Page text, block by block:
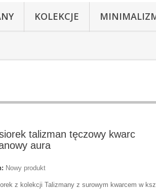
KOLEKCJE
talizman tęczowy kwarc
aura
Nowy produkt
z kolekcji Talizmany z surowym kwarcem w